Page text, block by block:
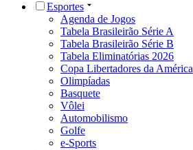
Esportes
Agenda de Jogos
Tabela Brasileirão Série A
Tabela Brasileirão Série B
Tabela Eliminatórias 2026
Copa Libertadores da América
Olimpíadas
Basquete
Vôlei
Automobilismo
Golfe
e-Sports